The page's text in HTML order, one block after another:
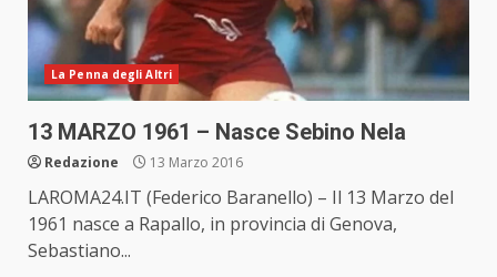
La Penna degli Altri
13 MARZO 1961 – Nasce Sebino Nela
Redazione 13 Marzo 2016
LAROMA24.IT (Federico Baranello) – Il 13 Marzo del
1961 nasce a Rapallo, in provincia di Genova,
Sebastiano...